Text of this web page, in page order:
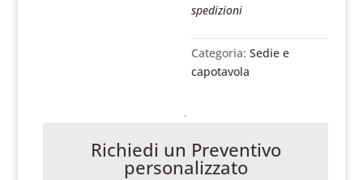
spedizioni
Categoria:Sedie e
capotavola
Richiedi un Preventivo
personalizzato